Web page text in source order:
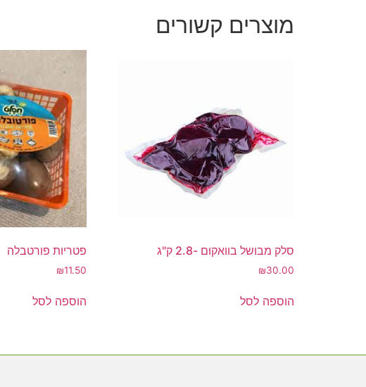
מוצרים קשורים
סלק מבושל בוואקום -2.8 ק"ג
₪30.00
הוספה לסל
פטריות פורטבלה
₪11.50
הוספה לסל